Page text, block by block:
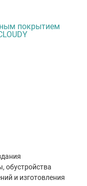
обустройства
и изготовления